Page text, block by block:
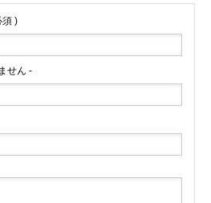
須 )
せん -